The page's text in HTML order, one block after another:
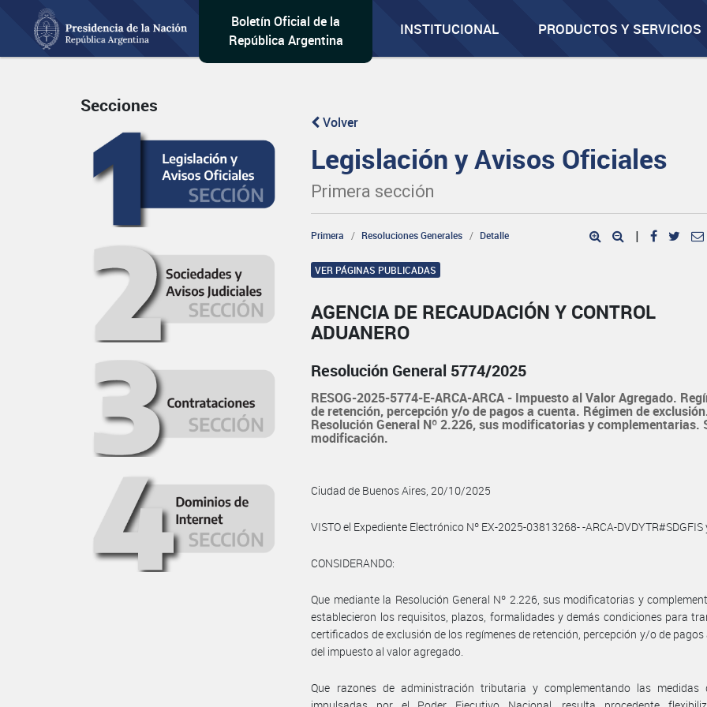
Boletín Oficial de la
República Argentina
INSTITUCIONAL PRODUCTOS Y SERVICIOS
Secciones
Volver
Legislación y Avisos Oficiales
Primera sección
Primera Resoluciones Generales Detalle |
VER PÁGINAS PUBLICADAS
AGENCIA DE RECAUDACIÓN Y CONTROL
ADUANERO
Resolución General 5774/2025
RESOG-2025-5774-E-ARCA-ARCA - Impuesto al Valor Agregado.
de retención, percepción y/o de pagos a cuenta. Régimen de
Resolución General Nº 2.226, sus modificatorias y complementarias.
modificación.
Ciudad de Buenos Aires, 20/10/2025
VISTO el Expediente Electrónico Nº EX-2025-03813268- -ARCA-DVDYTR#SDGFIS
CONSIDERANDO:
Que mediante la Resolución General Nº 2.226, sus modificatorias y
establecieron los requisitos, plazos, formalidades y demás condiciones para
certificados de exclusión de los regímenes de retención, percepción y/o de
del impuesto al valor agregado.
Que razones de administración tributaria y complementando las medidas